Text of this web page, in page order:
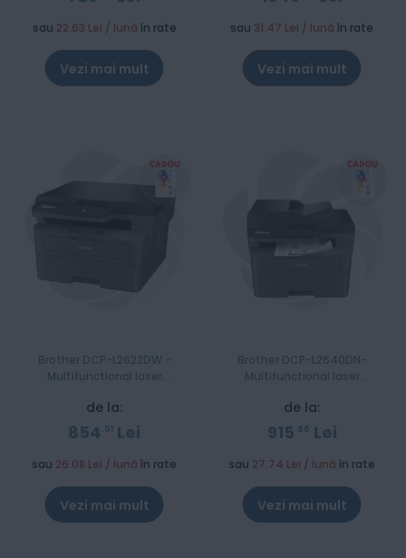
sau 22.63 Lei / lună în rate
Vezi mai mult
sau 31.47 Lei / lună în rate
Vezi mai mult
Brother DCP-L2622DW -
Multifunctional laser
de la:
854 01 Lei
sau 26.08 Lei / lună în rate
Vezi mai mult
Brother DCP-L2640DN-
Multifunctional laser
de la:
915 00 Lei
sau 27.74 Lei / lună în rate
Vezi mai mult